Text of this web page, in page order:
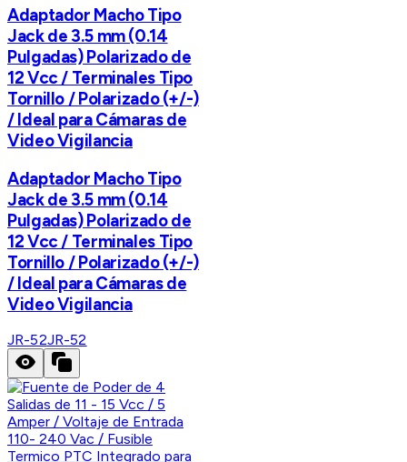
Adaptador Macho Tipo
Jack de 3.5 mm (0.14
Pulgadas) Polarizado de
12 Vcc / Terminales Tipo
Tornillo / Polarizado (+/-)
/ Ideal para Cámaras de
Video Vigilancia
Adaptador Macho Tipo
Jack de 3.5 mm (0.14
Pulgadas) Polarizado de
12 Vcc / Terminales Tipo
Tornillo / Polarizado (+/-)
/ Ideal para Cámaras de
Video Vigilancia
JR-52JR-52